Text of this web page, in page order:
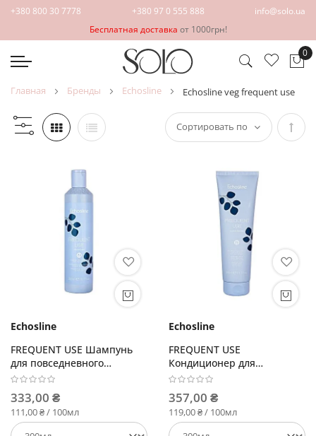
+380 800 30 7778 +380 97 0 555 888
info@solo.ua
Бесплатная доставка от 1000грн!
0
главная бренды echosline echosline veg frequent use
Echosline
FREQUENT USE Шампунь
для повседневного
использования
333,00 ₴
111,00 ₴ / 100мл
Echosline
FREQUENT USE
Кондиционер для
повседневного
357,00 ₴
119,00 ₴ / 100мл